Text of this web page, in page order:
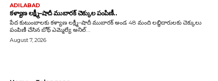
ADILABAD
కళ్యాణ లక్ష్మీ–షాదీ ముబారక్ చెక్కుల పంపిణీ..
పేద కుటుంబాలకు కళ్యాణ లక్ష్మీ–షాదీ ముబారక్ అండ 48 మంది లబ్ధిదారులకు చెక్కులు
పంపిణీ చేసిన బోథ్ ఎమ్మెల్యే అనిల్...
August 7, 2026